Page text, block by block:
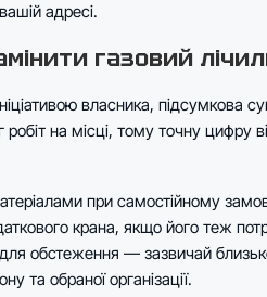
адресі.
газовий
власника, підсумкова
на місці, тому точну цифру
при самостійному
крана, якщо його теж
обстеження — зазвичай
та обраної організації.